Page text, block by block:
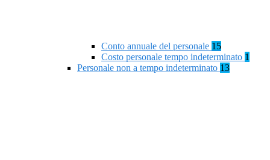
Conto annuale del personale 15
Costo personale tempo indeterminato 1
Personale non a tempo indeterminato 13